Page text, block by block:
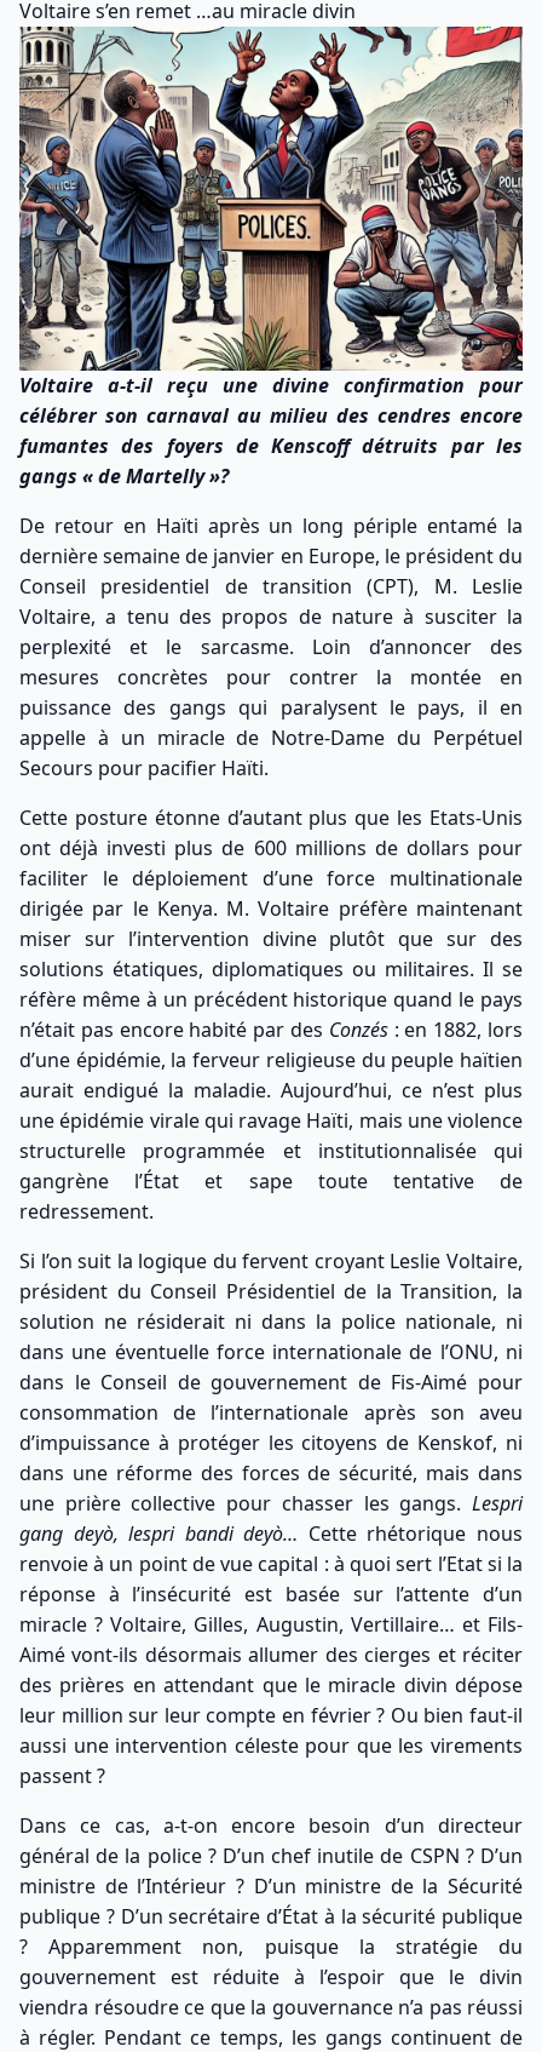
Voltaire s’en remet …au miracle divin
Voltaire a-t-il reçu une divine confirmation pour
célébrer son carnaval au milieu des cendres encore
fumantes des foyers de Kenscoff détruits par les
gangs « de Martelly »?
De retour en Haïti après un long périple entamé la
dernière semaine de janvier en Europe, le président du
Conseil presidentiel de transition (CPT), M. Leslie
Voltaire, a tenu des propos de nature à susciter la
perplexité et le sarcasme. Loin d’annoncer des
mesures concrètes pour contrer la montée en
puissance des gangs qui paralysent le pays, il en
appelle à un miracle de Notre-Dame du Perpétuel
Secours pour pacifier Haïti.
Cette posture étonne d’autant plus que les Etats-Unis
ont déjà investi plus de 600 millions de dollars pour
faciliter le déploiement d’une force multinationale
dirigée par le Kenya. M. Voltaire préfère maintenant
miser sur l’intervention divine plutôt que sur des
solutions étatiques, diplomatiques ou militaires. Il se
réfère même à un précédent historique quand le pays
n’était pas encore habité par des Conzés: en 1882, lors
d’une épidémie, la ferveur religieuse du peuple haïtien
aurait endigué la maladie. Aujourd’hui, ce n’est plus
une épidémie virale qui ravage Haïti, mais une violence
structurelle programmée et institutionnalisée qui
gangrène l’État et sape toute tentative de
redressement.
Si l’on suit la logique du fervent croyant Leslie Voltaire,
président du Conseil Présidentiel de la Transition, la
solution ne résiderait ni dans la police nationale, ni
dans une éventuelle force internationale de l’ONU, ni
dans le Conseil de gouvernement de Fis-Aimé pour
consommation de l’internationale après son aveu
d’impuissance à protéger les citoyens de Kenskof, ni
dans une réforme des forces de sécurité, mais dans
une prière collective pour chasser les gangs. Lespri
gang deyò, lespri bandi deyò… Cette rhétorique nous
renvoie à un point de vue capital : à quoi sert l’Etat si la
réponse à l’insécurité est basée sur l’attente d’un
miracle ? Voltaire, Gilles, Augustin, Vertillaire… et Fils-
Aimé vont-ils désormais allumer des cierges et réciter
des prières en attendant que le miracle divin dépose
leur million sur leur compte en février ? Ou bien faut-il
aussi une intervention céleste pour que les virements
passent ?
Dans ce cas, a-t-on encore besoin d’un directeur
général de la police ? D’un chef inutile de CSPN ? D’un
ministre de l’Intérieur ? D’un ministre de la Sécurité
publique ? D’un secrétaire d’État à la sécurité publique
? Apparemment non, puisque la stratégie du
gouvernement est réduite à l’espoir que le divin
viendra résoudre ce que la gouvernance n’a pas réussi
à régler. Pendant ce temps, les gangs continuent de